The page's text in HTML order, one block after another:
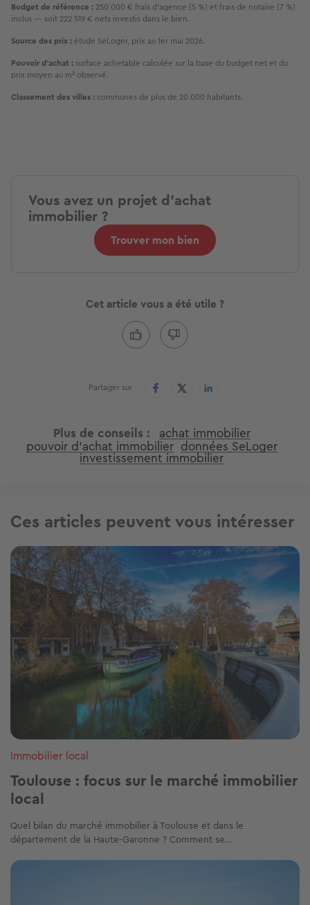
Budget de référence : 250 000 € frais d'agence (5 %) et frais de notaire (7 %)
inclus — soit 222 519 € nets investis dans le bien.
Source des prix : étude SeLoger, prix au 1er mai 2026.
Pouvoir d'achat : surface achetable calculée sur la base du budget net et du
prix moyen au m² observé.
Classement des villes : communes de plus de 20 000 habitants.
Vous avez un projet d'achat
immobilier ?
Trouver mon bien
Cet article vous a été utile ?
Partager sur
Plus de conseils achat immobilier
pouvoir d'achat immobilier données SeLoger
investissement immobilier
Ces articles peuvent vous intéresser
Image
Immobilier local
Toulouse : focus sur le marché immobilier
local
Quel bilan du marché immobilier à Toulouse et dans le
département de la Haute-Garonne ? Comment se...
Image